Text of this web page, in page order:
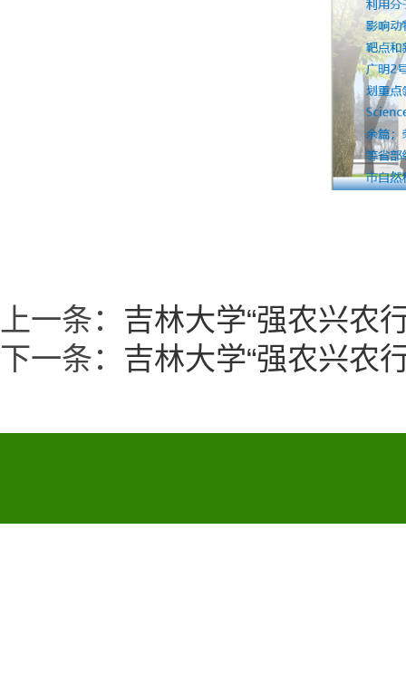
上一条： 吉林大学“强农兴农
下一条： 吉林大学“强农兴农